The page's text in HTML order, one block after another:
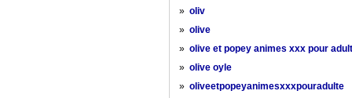
» oliv
» olive
» olive et popey animes xxx pour
» olive oyle
» oliveetpopeyanimesxxxpouradulte